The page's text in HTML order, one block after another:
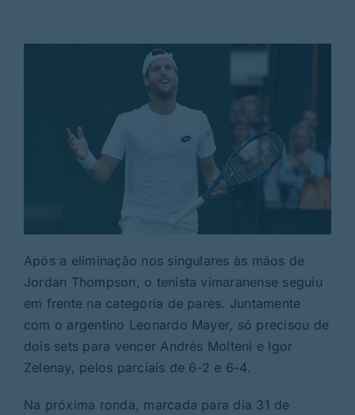
Após a eliminação nos singulares às mãos de
Jordan Thompson, o tenista vimaranense seguiu
em frente na categoria de pares. Juntamente
com o argentino Leonardo Mayer, só precisou de
dois sets para vencer Andrés Molteni e Igor
Zelenay, pelos parciais de 6-2 e 6-4.
Na próxima ronda, marcada para dia 31 de